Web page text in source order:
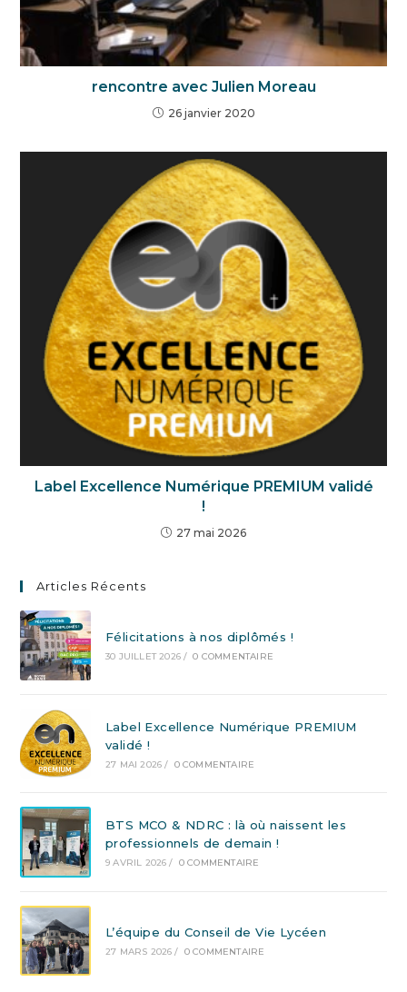
rencontre avec Julien Moreau
26 janvier 2020
Label Excellence Numérique PREMIUM validé
!
27 mai 2026
Articles Récents
Félicitations à nos diplômés !
30 JUILLET 2026 / 0 COMMENTAIRE
Label Excellence Numérique PREMIUM
validé !
27 MAI 2026 / 0 COMMENTAIRE
BTS MCO & NDRC : là où naissent les
professionnels de demain !
9 AVRIL 2026 / 0 COMMENTAIRE
L’équipe du Conseil de Vie Lycéen
27 MARS 2026 / 0 COMMENTAIRE